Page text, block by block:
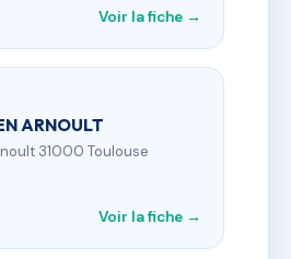
Voir la fiche →
ARNOULT
31000 Toulouse
Voir la fiche →